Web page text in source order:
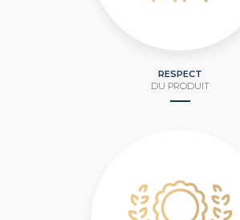
RESPECT
DU PRODUIT